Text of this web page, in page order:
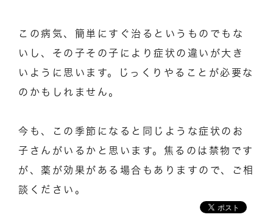
この病気、簡単にすぐ治るというものでもな
いし、その子その子により症状の違いが大き
いように思います。じっくりやることが必要な
のかもしれません。
今も、この季節になると同じような症状のお
子さんがいるかと思います。焦るのは禁物です
が、薬が効果がある場合もありますので、ご相
談ください。